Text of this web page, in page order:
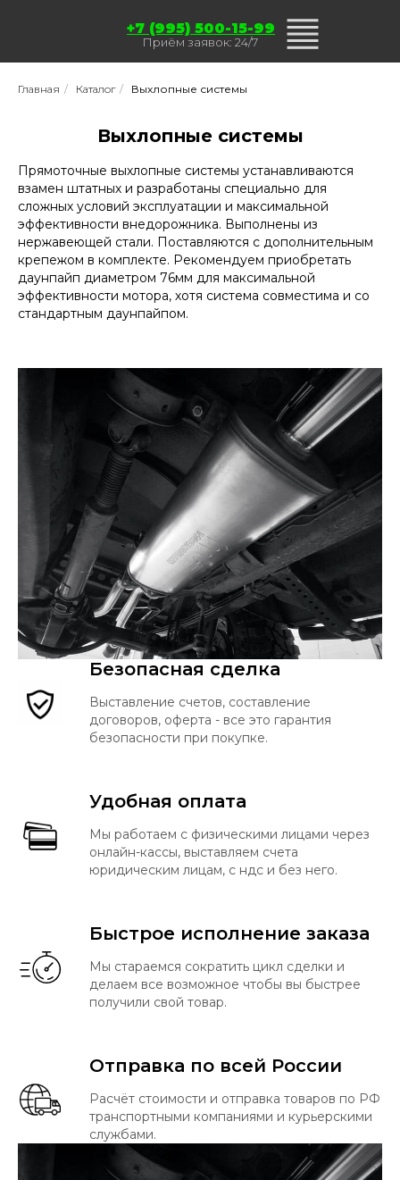
+7 (995) 500-15-99
Приём заявок: 24/7
Главная / Каталог / Выхлопные системы
Выхлопные системы
Прямоточные выхлопные системы устанавливаются
взамен штатных и разработаны специально для
сложных условий эксплуатации и максимальной
эффективности внедорожника. Выполнены из
нержавеющей стали. Поставляются с дополнительным
крепежом в комплекте. Рекомендуем приобретать
даунпайп диаметром 76мм для максимальной
эффективности мотора, хотя система совместима и со
стандартным даунпайпом.
Безопасная сделка
Выставление счетов, составление
договоров, оферта - все это гарантия
безопасности при покупке.
Удобная оплата
Мы работаем с физическими лицами через
онлайн-кассы, выставляем счета
юридическим лицам, с ндс и без него.
Быстрое исполнение заказа
Мы стараемся сократить цикл сделки и
делаем все возможное чтобы вы быстрее
получили свой товар.
Отправка по всей России
Расчёт стоимости и отправка товаров по РФ
транспортными компаниями и курьерскими
службами.